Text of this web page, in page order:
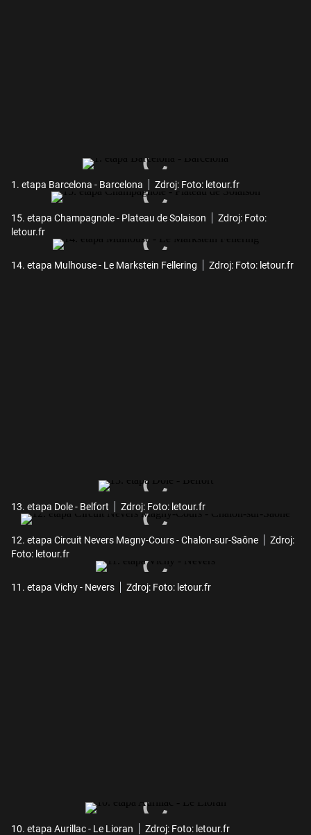
1. etapa Barcelona - Barcelona Zdroj: Foto: letour.fr
15. etapa Champagnole - Plateau de Solaison
Zdroj: Foto:
letour.fr
14. etapa Mulhouse - Le Markstein Fellering Zdroj: Foto: letour.fr
13. etapa Dole - Belfort Zdroj: Foto: letour.fr
12. etapa Circuit Nevers Magny-Cours - Chalon-sur-Saône
Zdroj:
Foto: letour.fr
11. etapa Vichy - Nevers Zdroj: Foto: letour.fr
10. etapa Aurillac - Le Lioran Zdroj: Foto: letour.fr